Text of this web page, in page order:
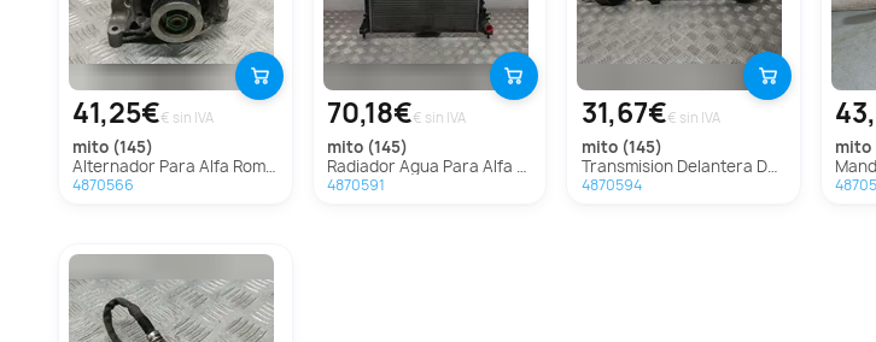
41,25€€ sin IVA
mito (145)
Alternador Para Alfa Romeo Mito
4870566
70,18€€ sin IVA
mito (145)
Radiador Agua Para Alfa Romeo Mito
4870591
31,67€€ sin IVA
mito (145)
Transmision Delantera Derecha Para Alfa Romeo Mito
4870594
mito
Mando